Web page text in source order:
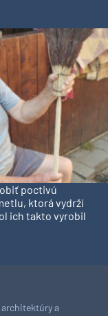
poctivú
ktorá vydrží
ich takto vyrobil
a